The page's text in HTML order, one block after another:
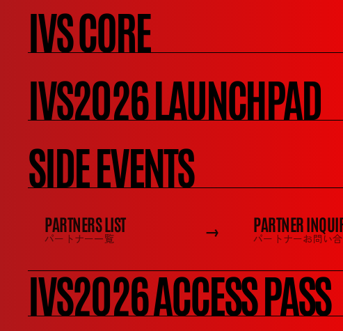
スマートラウンド
代表取締役社長兼CEO
IVS CORE
IVS2026 LAUNCHPAD
SIDE EVENTS
PARTNERS LIST
パートナー一覧 → PARTNER
パートナーお問い
IVS2026 ACCESS PASS